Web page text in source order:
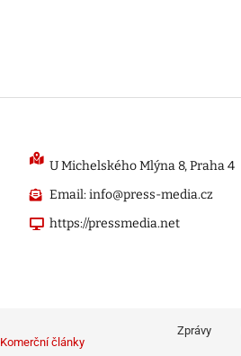
U Michelského Mlýna 8, Praha 4
Email: info@press-media.cz
https://pressmedia.net
Komerční články
Zprávy